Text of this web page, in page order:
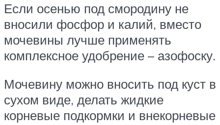
Если осенью под смородину не
вносили фосфор и калий, вместо
мочевины лучше применять
комплексное удобрение – азофоску.
Мочевину можно вносить под куст в
сухом виде, делать жидкие
корневые подкормки и внекорневые